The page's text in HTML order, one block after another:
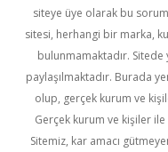
siteye üye olarak bu
sitesi, herhangi bir marka,
bulunmamaktadır. Sitede
paylaşılmaktadır. Burada
olup, gerçek kurum ve
Gerçek kurum ve kişiler
Sitemiz, kar amacı